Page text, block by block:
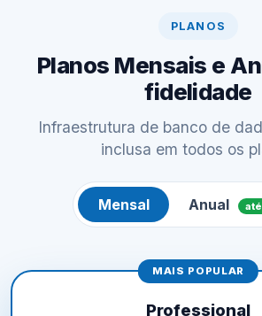
PLANOS
Planos Mensais e
fidelidade
Infraestrutura de banco de
inclusa em todos os
Mensal Anual
MAIS POPULAR
Professional